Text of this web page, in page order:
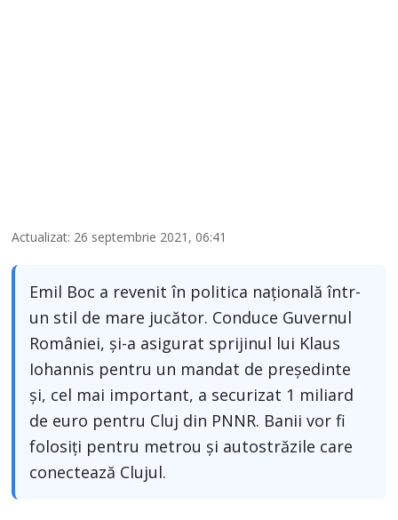
Actualizat: 26 septembrie 2021, 06:41
Emil Boc a revenit în politica națională într-
un stil de mare jucător. Conduce Guvernul
României, și-a asigurat sprijinul lui Klaus
Iohannis pentru un mandat de președinte
și, cel mai important, a securizat 1 miliard
de euro pentru Cluj din PNNR. Banii vor fi
folosiți pentru metrou și autostrăzile care
conectează Clujul.